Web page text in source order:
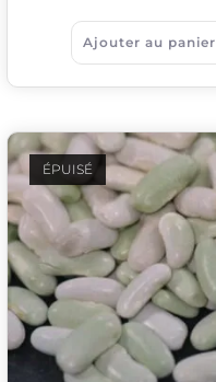
Ajouter au panier
ÉPUISÉ